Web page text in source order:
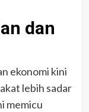
dan
ekonomi kini
lebih sadar
memicu